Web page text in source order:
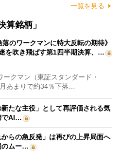
一覧を見る
算銘柄」
落のワークマンに特大反転の期待》
を吹き飛ばす第1四半期決算、…
クマン（東証スタンダード・
あまりで約34％下落…
たな主役」として再評価される気
でAI…
らの急反発」は再びの上昇局面へ
のムー…